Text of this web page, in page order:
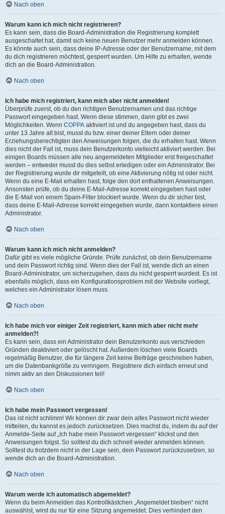
Nach oben
Warum kann ich mich nicht registrieren?
Es kann sein, dass die Board-Administration die Registrierung komplett
ausgeschaltet hat, damit sich keine neuen Benutzer mehr anmelden können.
Es könnte auch sein, dass deine IP-Adresse oder der Benutzername, mit dem
du dich registrieren möchtest, gesperrt wurden. Um Hilfe zu erhalten, wende
dich an die Board-Administration.
Nach oben
Ich habe mich registriert, kann mich aber nicht anmelden!
Überprüfe zuerst, ob du den richtigen Benutzernamen und das richtige
Passwort eingegeben hast. Wenn diese stimmen, dann gibt es zwei
Möglichkeiten. Wenn COPPA aktiviert ist und du angegeben hast, dass du
unter 13 Jahre alt bist, musst du bzw. einer deiner Eltern oder deiner
Erziehungsberechtigten den Anweisungen folgen, die du erhalten hast. Wenn
dies nicht der Fall ist, muss dein Benutzerkonto vielleicht aktiviert werden. Bei
einigen Boards müssen alle neu angemeldeten Mitglieder erst freigeschaltet
werden – entweder musst du dies selbst erledigen oder ein Administrator. Bei
der Registrierung wurde dir mitgeteilt, ob eine Aktivierung nötig ist oder nicht.
Wenn du eine E-Mail erhalten hast, folge den dort enthaltenen Anweisungen.
Ansonsten prüfe, ob du deine E-Mail-Adresse korrekt eingegeben hast oder
die E-Mail von einem Spam-Filter blockiert wurde. Wenn du dir sicher bist,
dass deine E-Mail-Adresse korrekt eingegeben wurde, dann kontaktiere einen
Administrator.
Nach oben
Warum kann ich mich nicht anmelden?
Dafür gibt es viele mögliche Gründe. Prüfe zunächst, ob dein Benutzername
und dein Passwort richtig sind. Wenn dies der Fall ist, wende dich an einen
Board-Administrator, um sicherzugehen, dass du nicht gesperrt wurdest. Es ist
ebenfalls möglich, dass ein Konfigurationsproblem mit der Website vorliegt,
welches ein Administrator lösen muss.
Nach oben
Ich habe mich vor einiger Zeit registriert, kann mich aber nicht mehr
anmelden?!
Es kann sein, dass ein Administrator dein Benutzerkonto aus verschieden
Gründen deaktiviert oder gelöscht hat. Außerdem löschen viele Boards
regelmäßig Benutzer, die für längere Zeit keine Beiträge geschrieben haben,
um die Datenbankgröße zu verringern. Registriere dich einfach erneut und
nimm aktiv an den Diskussionen teil!
Nach oben
Ich habe mein Passwort vergessen!
Das ist nicht schlimm! Wir können dir zwar dein altes Passwort nicht wieder
mitteilen, du kannst es jedoch zurücksetzen. Dies machst du, indem du auf der
Anmelde-Seite auf „Ich habe mein Passwort vergessen“ klickst und den
Anweisungen folgst. So solltest du dich schnell wieder anmelden können.
Solltest du trotzdem nicht in der Lage sein, dein Passwort zurückzusetzen, so
wende dich an die Board-Administration.
Nach oben
Warum werde ich automatisch abgemeldet?
Wenn du beim Anmelden das Kontrollkästchen „Angemeldet bleiben“ nicht
auswählst, wirst du nur für eine Sitzung angemeldet. Dies verhindert den